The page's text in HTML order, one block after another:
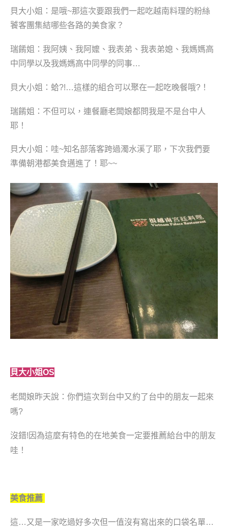
貝大小姐： 是哦~那這次要跟我們一起吃越南料理的粉絲
饕客團集結哪些各路的美食家？
瑞餚姐： 我阿姨、 我阿嬤、 我表弟、 我表弟媳、 我媽媽高
中同學以及我媽媽高中同學的 同事…
貝大小姐： 蛤?!…這樣的組合可以聚在一起吃晚餐哦?！
瑞餚姐： 不但可以，連餐廳老闆娘都問我是不是台中人
耶！
貝大小姐： 哇~知名部落客跨過濁水溪了耶，下次我們要
準備朝港都美食邁進了！耶~~
貝大小姐OS
老闆娘昨天說：你們這次到台中又約了台中的朋友一起來
嗎?
沒錯!因為這麼有特色的在地美食一定要推薦給台中的朋友
哇！
美食推薦
這…又是一家吃過好多次但一值沒有寫出來的口袋名單…